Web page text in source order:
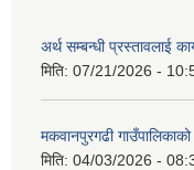
अर्थ सम्बन्धी प्रस्तावलाई
मिति: 07/21/2026 -
मकवानपुरगढी
मिति: 04/03/2026 -